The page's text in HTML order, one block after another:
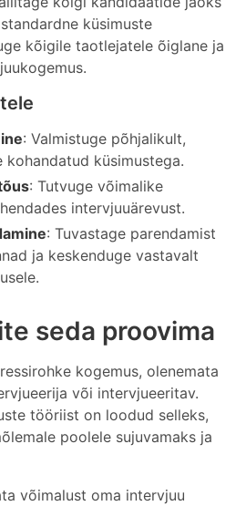
küsimuste
kõigile taotlejatele õiglane ja
: Valmistuge põhjalikult,
kohandatud küsimustega.
: Tutvuge võimalike
intervjuuärevust.
: Tuvastage parendamist
ja keskenduge vastavalt
seda proovima
kogemus, olenemata
või intervjueeritav.
tööriist on loodud selleks,
poolele sujuvamaks ja
võimalust oma intervjuu